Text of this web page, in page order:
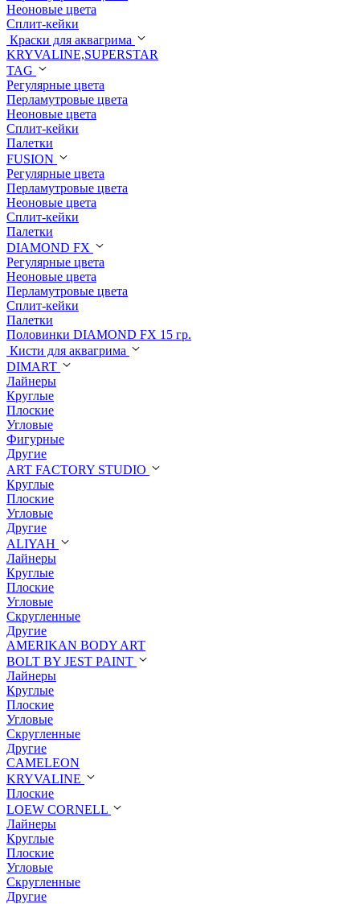
Неоновые цвета
Сплит-кейки
Краски для аквагрима
KRYVALINE,SUPERSTAR
TAG
Регулярные цвета
Перламутровые цвета
Неоновые цвета
Сплит-кейки
Палетки
FUSION
Регулярные цвета
Перламутровые цвета
Неоновые цвета
Сплит-кейки
Палетки
DIAMOND FX
Регулярные цвета
Неоновые цвета
Перламутровые цвета
Сплит-кейки
Палетки
Половинки DIAMOND FX 15 гр.
Кисти для аквагрима
DIMART
Лайнеры
Круглые
Плоские
Угловые
Фигурные
Другие
ART FACTORY STUDIO
Круглые
Плоские
Угловые
Другие
ALIYAH
Лайнеры
Круглые
Плоские
Угловые
Скругленные
Другие
AMERIKAN BODY ART
BOLT BY JEST PAINT
Лайнеры
Круглые
Плоские
Угловые
Скругленные
Другие
CAMELEON
KRYVALINE
Плоские
LOEW CORNELL
Лайнеры
Круглые
Плоские
Угловые
Скругленные
Другие